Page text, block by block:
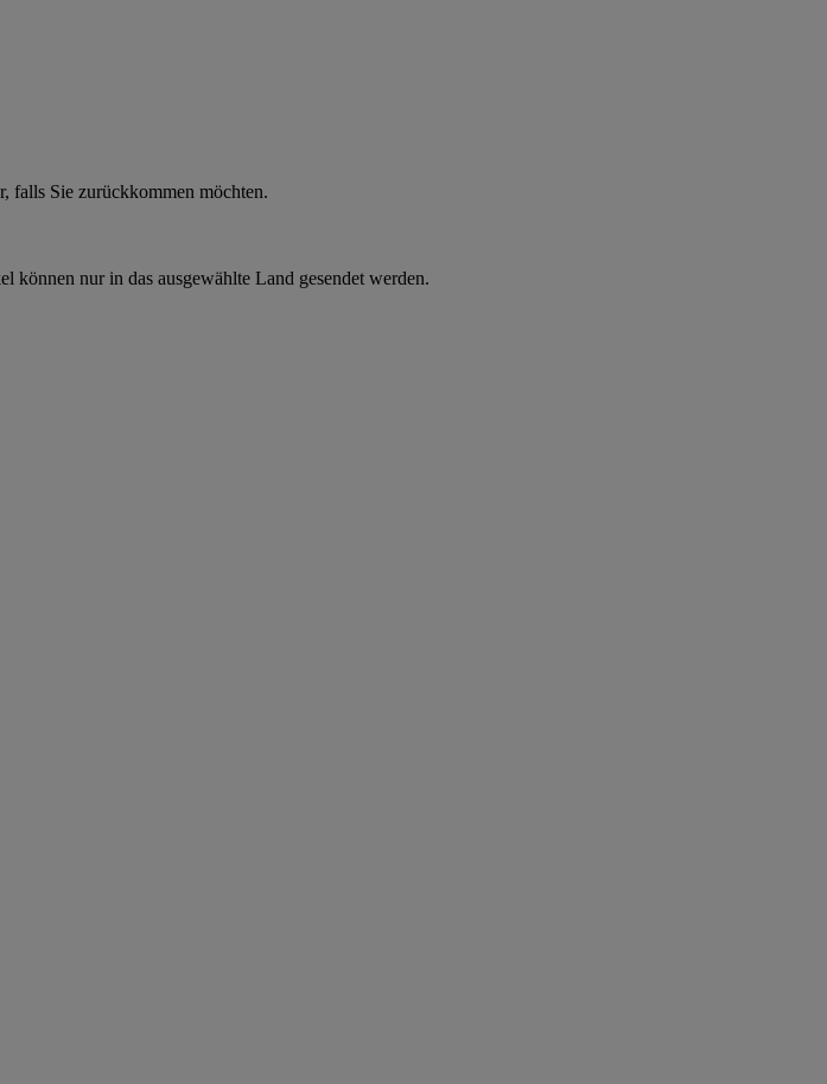
falls Sie zurückkommen möchten.
nur in das ausgewählte Land gesendet werden.